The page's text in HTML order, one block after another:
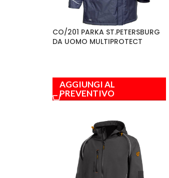
CO/201 PARKA ST.PETERSBURG
DA UOMO MULTIPROTECT
AGGIUNGI AL
PREVENTIVO